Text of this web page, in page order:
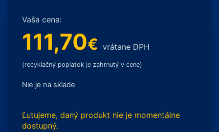
Vaša cena:
111,70€ vrátane DPH
(recyklačný poplatok je zahrnutý v cene)
Nie je na sklade
Ľutujeme, daný produkt nie je momentálne
dostupný.